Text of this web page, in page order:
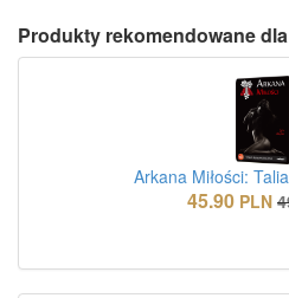
Produkty rekomendowane
Arkana Miłości:
45.90 PLN